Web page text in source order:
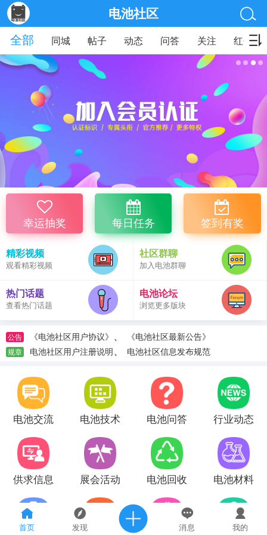
首页 发现 消息 我的
电池社区
全部
同城 帖子 动态 问答 关注 红包
幸运抽奖 每日任务 签到有奖
精彩视频
观看精彩视频
社区群聊
加入电池群聊
热门话题
查看热门话题
电池论坛
浏览更多版块
公告 《电池社区用户协议》 、 《电池社区最新公告》
规章 电池社区用户注册说明、 电池社区信息发布规范
电池交流 电池技术 电池问答 行业动态
供求信息 展会活动 电池回收 电池材料